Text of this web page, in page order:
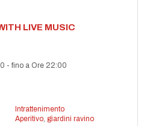
LIVE MUSIC
-fino a Ore 22:00
Intrattenimento
Aperitivo, giardini ravino